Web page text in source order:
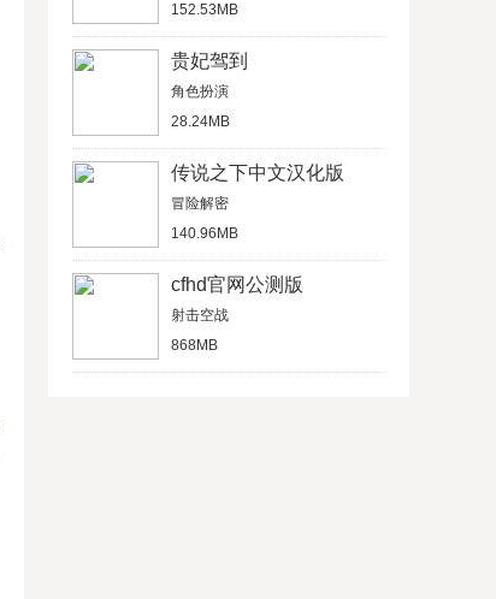
152.53MB
贵妃驾到
角色扮演
28.24MB
传说之下中文汉化版
冒险解密
140.96MB
cfhd官网公测版
射击空战
868MB